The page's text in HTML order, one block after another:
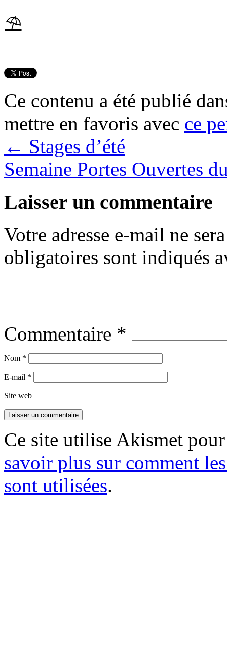
⛱
Ce contenu a été publié
mettre en favoris avec ce
← Stages d’été
Semaine Portes Ouvertes
Laisser un commentaire
Votre adresse e-mail ne
obligatoires sont indiqués
Commentaire *
Nom *
E-mail *
Site web
Ce site utilise Akismet
savoir plus sur comment
sont utilisées.